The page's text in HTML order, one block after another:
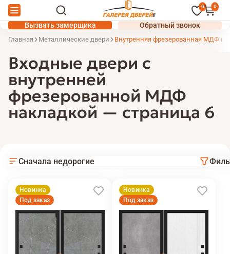
0 0
Вызвать замерщика Обратный звонок
Главная Металлические двери Внутренняя фрезерованная МДФ
Входные двери с
внутренней
фрезерованной МДФ
накладкой — страница 6
Сначала недорогие
Новинка
Под заказ
Новинка
Под заказ